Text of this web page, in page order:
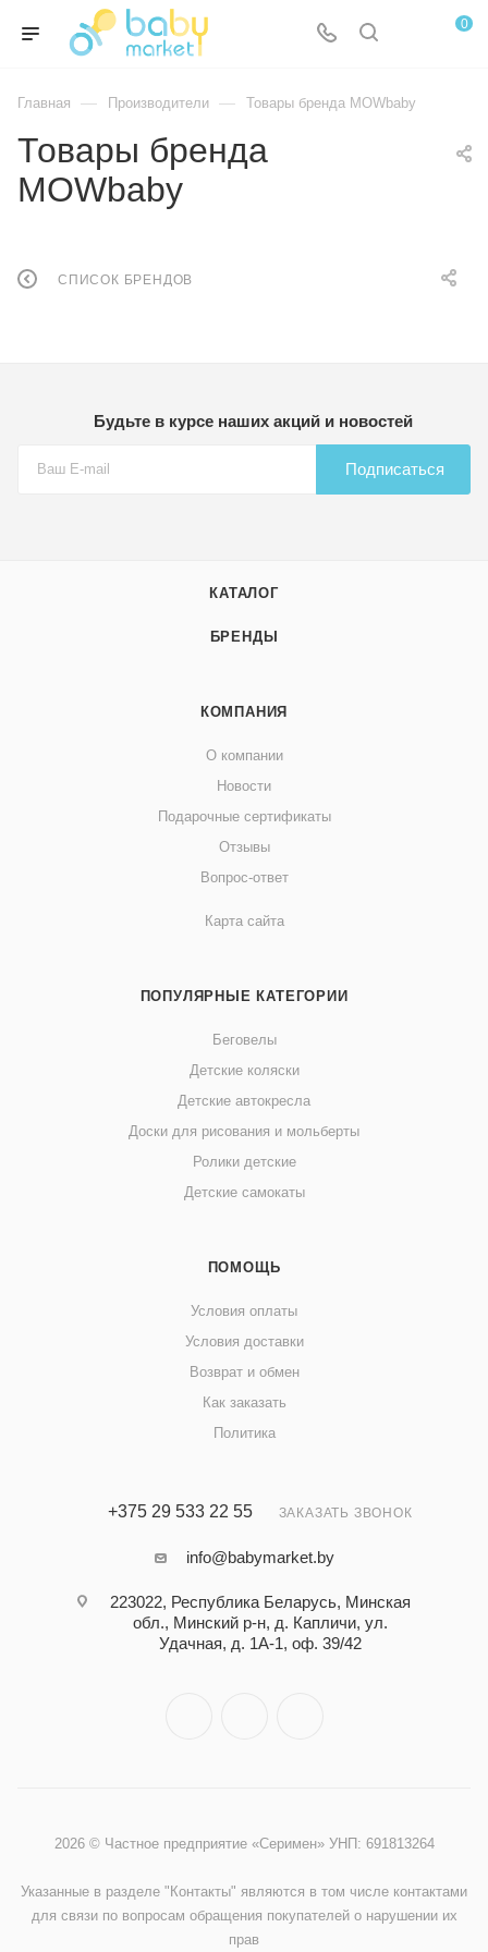
0
Главная — Производители — Товары бренда MOWbaby
Товары бренда
MOWbaby
СПИСОК БРЕНДОВ
Будьте в курсе наших акций и новостей
Подписаться
КАТАЛОГ
БРЕНДЫ
КОМПАНИЯ
О компании
Новости
Подарочные сертификаты
Отзывы
Вопрос-ответ
Карта сайта
ПОПУЛЯРНЫЕ КАТЕГОРИИ
Беговелы
Детские коляски
Детские автокресла
Доски для рисования и мольберты
Ролики детские
Детские самокаты
ПОМОЩЬ
Условия оплаты
Условия доставки
Возврат и обмен
Как заказать
Политика
+375 29 533 22 55 ЗАКАЗАТЬ ЗВОНОК
info@babymarket.by
223022, Республика Беларусь, Минская
обл., Минский р-н, д. Капличи, ул.
Удачная, д. 1А-1, оф. 39/42
2026 © Частное предприятие «Серимен» УНП: 691813264
Указанные в разделе "Контакты" являются в том числе контактами
для связи по вопросам обращения покупателей о нарушении их
прав